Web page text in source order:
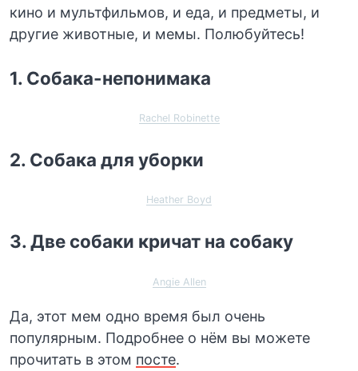
кино и мультфильмов, и еда, и предметы, и
другие животные, и мемы. Полюбуйтесь!
1. Собака-непонимака
Rachel Robinette
2. Собака для уборки
Heather Boyd
3. Две собаки кричат на собаку
Angie Allen
Да, этот мем одно время был очень
популярным. Подробнее о нём вы можете
прочитать в этом посте.